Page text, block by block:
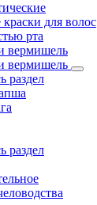
для волос
рта
вермишель
вермишель
раздел
раздел